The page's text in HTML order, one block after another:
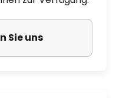
Sie uns